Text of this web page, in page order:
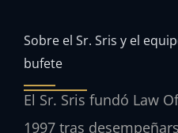
Sobre el Sr. Sris y el
bufete
El Sr. Sris fundó Law
1997 tras